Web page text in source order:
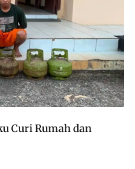
Curi Rumah dan